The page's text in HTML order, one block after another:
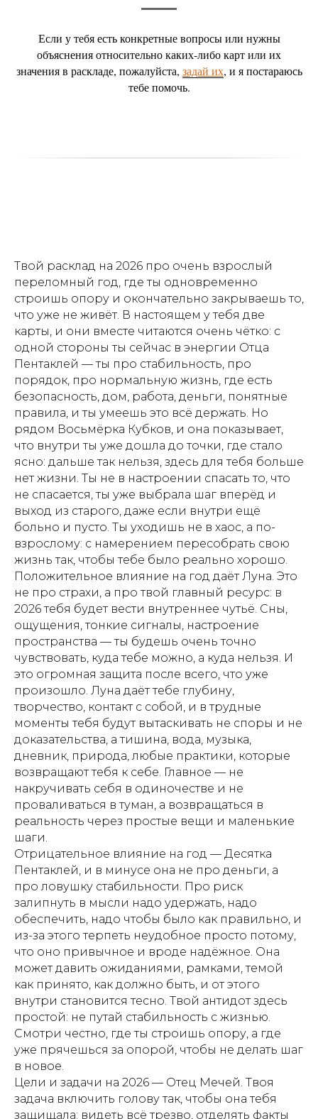
Если у тебя есть конкретные вопросы или нужны
объяснения относительно каких-либо карт или их
значения в раскладе, пожалуйста, задай их, и я постараюсь
тебе помочь.
Твой расклад на 2026 про очень взрослый
переломный год, где ты одновременно
строишь опору и окончательно закрываешь то,
что уже не живёт. В настоящем у тебя две
карты, и они вместе читаются очень чётко: с
одной стороны ты сейчас в энергии Отца
Пентаклей — ты про стабильность, про
порядок, про нормальную жизнь, где есть
безопасность, дом, работа, деньги, понятные
правила, и ты умеешь это всё держать. Но
рядом Восьмёрка Кубков, и она показывает,
что внутри ты уже дошла до точки, где стало
ясно: дальше так нельзя, здесь для тебя больше
нет жизни. Ты не в настроении спасать то, что
не спасается, ты уже выбрала шаг вперёд и
выход из старого, даже если внутри ещё
больно и пусто. Ты уходишь не в хаос, а по-
взрослому: с намерением пересобрать свою
жизнь так, чтобы тебе было реально хорошо.
Положительное влияние на год даёт Луна. Это
не про страхи, а про твой главный ресурс: в
2026 тебя будет вести внутреннее чутьё. Сны,
ощущения, тонкие сигналы, настроение
пространства — ты будешь очень точно
чувствовать, куда тебе можно, а куда нельзя. И
это огромная защита после всего, что уже
произошло. Луна даёт тебе глубину,
творчество, контакт с собой, и в трудные
моменты тебя будут вытаскивать не споры и не
доказательства, а тишина, вода, музыка,
дневник, природа, любые практики, которые
возвращают тебя к себе. Главное — не
накручивать себя в одиночестве и не
проваливаться в туман, а возвращаться в
реальность через простые вещи и маленькие
шаги.
Отрицательное влияние на год — Десятка
Пентаклей, и в минусе она не про деньги, а
про ловушку стабильности. Про риск
залипнуть в мысли надо удержать, надо
обеспечить, надо чтобы было как правильно, и
из-за этого терпеть неудобное просто потому,
что оно привычное и вроде надёжное. Она
может давить ожиданиями, рамками, темой
как принято, как должно быть, и от этого
внутри становится тесно. Твой антидот здесь
простой: не путай стабильность с жизнью.
Смотри честно, где ты строишь опору, а где
уже прячешься за опорой, чтобы не делать шаг
в новое.
Цели и задачи на 2026 — Отец Мечей. Твоя
задача включить голову так, чтобы она тебя
защищала: видеть всё трезво, отделять факты